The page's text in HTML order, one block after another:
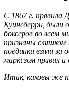
С 1867 г. правила
Куинсберри, были
боксеров во всем
признаны слишком
поединки взяли
маркизом правил и
Итак, каковы же